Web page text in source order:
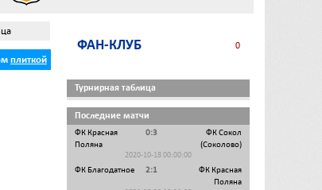
плиткой
ФАН-КЛУБ 0
Турнирная таблица
Последние матчи
ФК Красная
Поляна
0:3
ФК Сокол
(Соколово)
2020-10-18 00:00:00
ФК Благодатное 2:1
ФК Красная
Поляна